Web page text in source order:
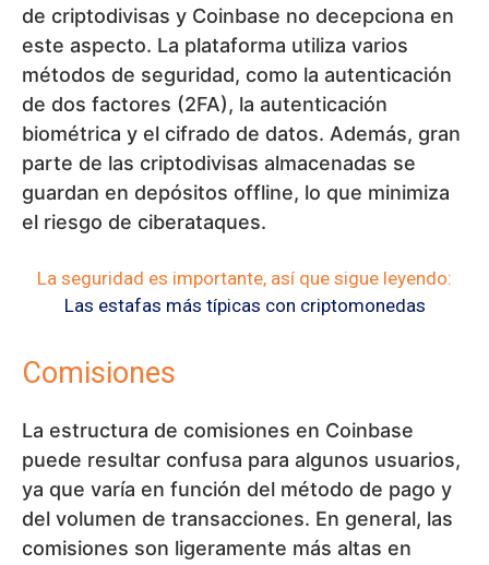
de criptodivisas y Coinbase no decepciona en
este aspecto. La plataforma utiliza varios
métodos de seguridad, como la autenticación
de dos factores (2FA), la autenticación
biométrica y el cifrado de datos. Además, gran
parte de las criptodivisas almacenadas se
guardan en depósitos offline, lo que minimiza
el riesgo de ciberataques.
La seguridad es importante, así que sigue leyendo:
Las estafas más típicas con criptomonedas
Comisiones
La estructura de comisiones en Coinbase
puede resultar confusa para algunos usuarios,
ya que varía en función del método de pago y
del volumen de transacciones. En general, las
comisiones son ligeramente más altas en